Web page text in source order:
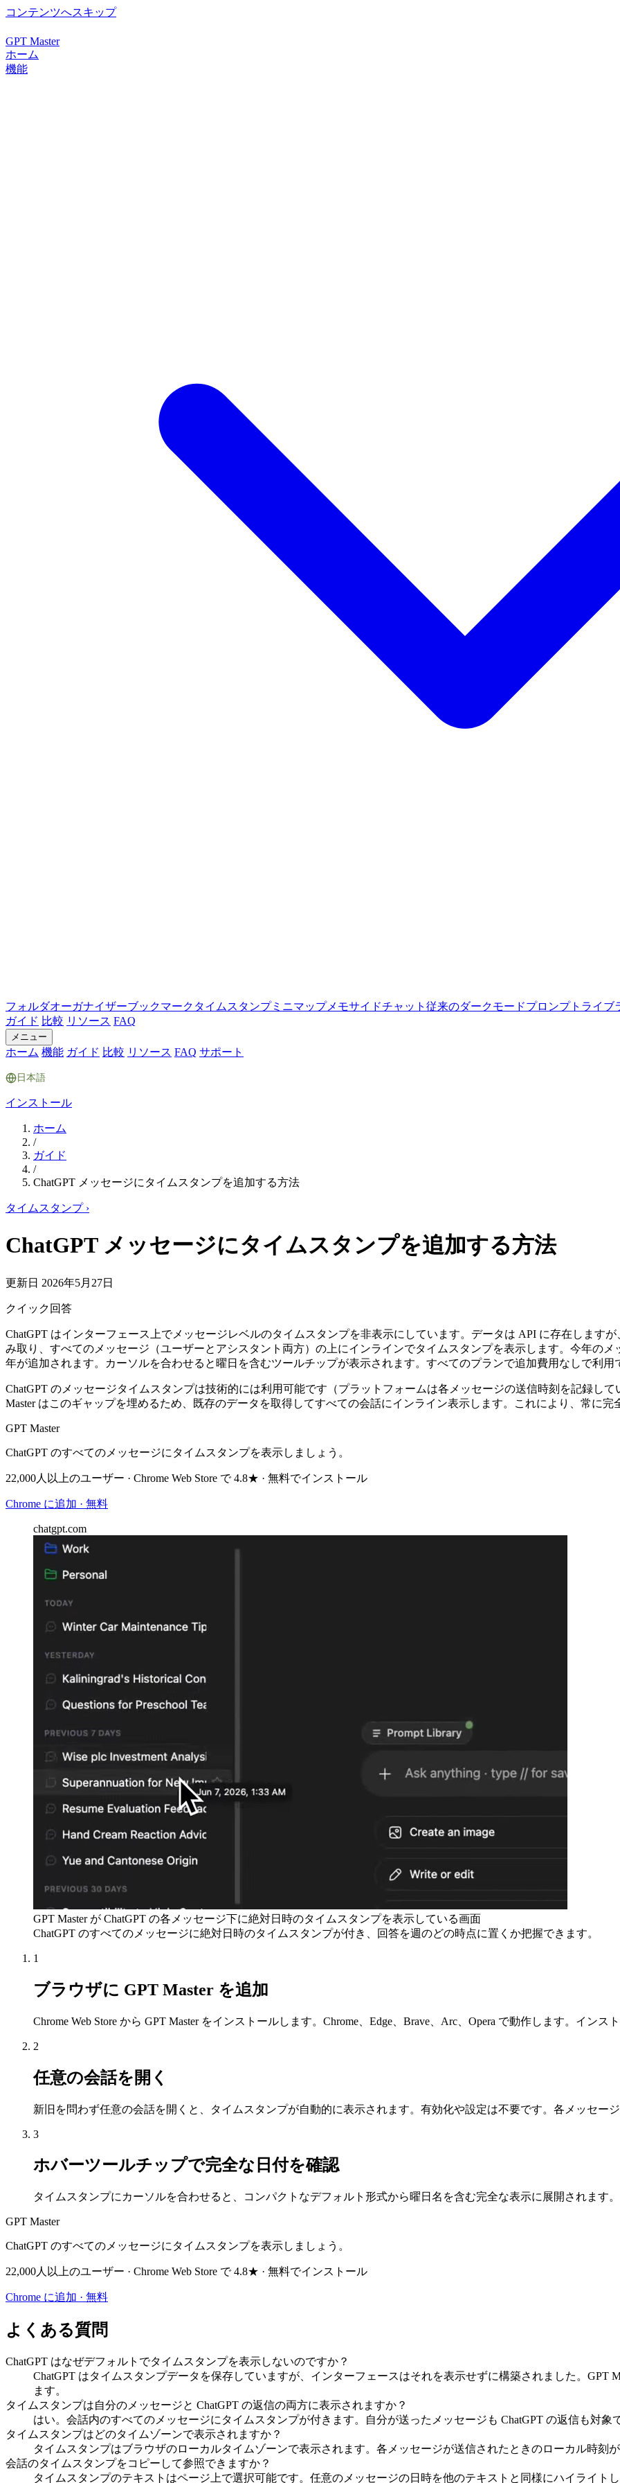
コンテンツへスキップ
GPT Master
ホーム
機能
フォルダオーガナイザーブックマーク タイムスタンプミニマップメモサイドチャット 従来のダークモードプロンプトライブ
ガイド 比較 リソース FAQ
メニュー
ホーム 機能 ガイド 比較 リソース FAQ サポート
日本語
インストール
ホーム
/
ガイド
/
ChatGPT メッセージにタイムスタンプを追加する方法
タイムスタンプ ›
ChatGPT メッセージにタイムスタンプを追加する方法
更新日 2026年5月27日
クイック回答
ChatGPT はインターフェース上でメッセージレベルのタイムスタンプを非表示にしています。データは API に存在します
み取り、すべてのメッセージ（ユーザーとアシスタント両方）の上にインラインでタイムスタンプを表示します。今年のメ
年が追加されます。カーソルを合わせると曜日を含むツールチップが表示されます。すべてのプランで追加費用なしで利用
ChatGPT のメッセージタイムスタンプは技術的には利用可能です（プラットフォームは各メッセージの送信時刻を記録し
Master はこのギャップを埋めるため、既存のデータを取得してすべての会話にインライン表示します。これにより、常に完
GPT Master
ChatGPT のすべてのメッセージにタイムスタンプを表示しましょう。
22,000人以上のユーザー · Chrome Web Store で 4.8★ · 無料でインストール
Chrome に追加 · 無料
chatgpt.com
GPT Master が ChatGPT の各メッセージ下に絶対日時のタイムスタンプを表示している画面
ChatGPT のすべてのメッセージに絶対日時のタイムスタンプが付き、回答を週のどの時点に置くか把握できます。
1
ブラウザに GPT Master を追加
Chrome Web Store から GPT Master をインストールします。Chrome、Edge、Brave、Arc、Opera で動作します。インス
2
任意の会話を開く
新旧を問わず任意の会話を開くと、タイムスタンプが自動的に表示されます。有効化や設定は不要です。各メッセー
3
ホバーツールチップで完全な日付を確認
タイムスタンプにカーソルを合わせると、コンパクトなデフォルト形式から曜日名を含む完全な表示に展開されます。
GPT Master
ChatGPT のすべてのメッセージにタイムスタンプを表示しましょう。
22,000人以上のユーザー · Chrome Web Store で 4.8★ · 無料でインストール
Chrome に追加 · 無料
よくある質問
ChatGPT はなぜデフォルトでタイムスタンプを表示しないのですか？
ChatGPT はタイムスタンプデータを保存していますが、インターフェースはそれを表示せずに構築されました。GPT
ます。
タイムスタンプは自分のメッセージと ChatGPT の返信の両方に表示されますか？
はい。会話内のすべてのメッセージにタイムスタンプが付きます。自分が送ったメッセージも ChatGPT の返信も対象
タイムスタンプはどのタイムゾーンで表示されますか？
タイムスタンプはブラウザのローカルタイムゾーンで表示されます。各メッセージが送信されたときのローカル時刻が
会話のタイムスタンプをコピーして参照できますか？
タイムスタンプのテキストはページ上で選択可能です。任意のメッセージの日時を他のテキストと同様にハイライトし